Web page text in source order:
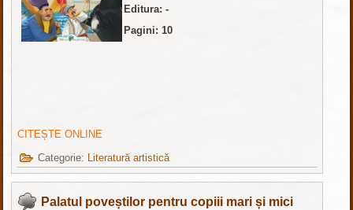
Editura: -
Pagini: 10
CITEȘTE ONLINE
Categorie:
Literatură artistică
Palatul poveștilor pentru copiii mari și mici